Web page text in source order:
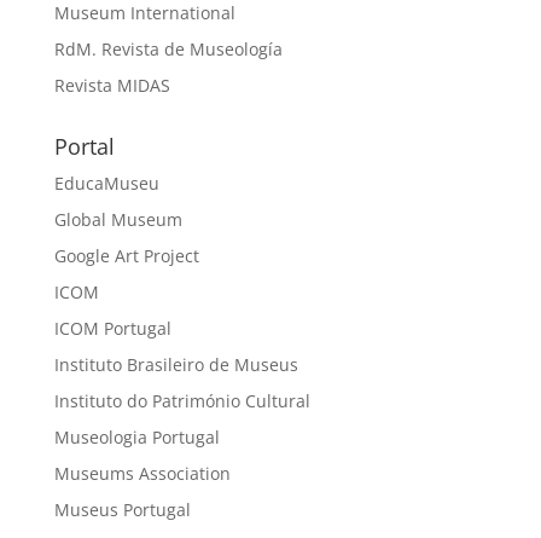
Museum International
RdM. Revista de Museología
Revista MIDAS
Portal
EducaMuseu
Global Museum
Google Art Project
ICOM
ICOM Portugal
Instituto Brasileiro de Museus
Instituto do Património Cultural
Museologia Portugal
Museums Association
Museus Portugal